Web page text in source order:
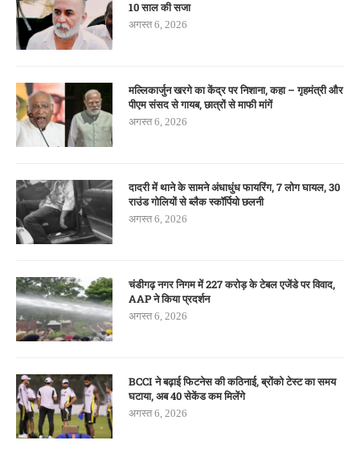
10 साल की सजा
अगस्त 6, 2026
मल्लिकार्जुन खरगे का केंद्र पर निशाना, कहा – गृहमंत्री और
पीएम संसद से गायब, छात्रों से माफी मांगें
अगस्त 6, 2026
दादरी में थाने के सामने अंधाधुंध फायरिंग, 7 लोग घायल, 30
राउंड गोलियों से ब्लैक स्कॉर्पियो छलनी
अगस्त 6, 2026
चंडीगढ़ नगर निगम में 227 करोड़ के टेबल एजेंडे पर विवाद,
AAP ने किया प्रदर्शन
अगस्त 6, 2026
BCCI ने बढ़ाई फिटनेस की कठिनाई, ब्रोंको टेस्ट का समय
घटाया, अब 40 सेकेंड कम मिलेंगे
अगस्त 6, 2026